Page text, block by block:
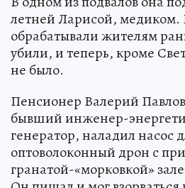
летней Ларисой, медиком.
обрабатывали жителям
убили, и теперь, кроме
не было.
Пенсионер Валерий
бывший инженер-
генератор, наладил
оптоволоконный дрон с
гранатой-«морковкой»